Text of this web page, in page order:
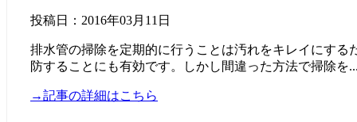
投稿日：2016年03月11日
排水管の掃除を定期的に行うことは汚れをキレイにする
防することにも有効です。しかし間違った方法で掃除を
→記事の詳細はこちら